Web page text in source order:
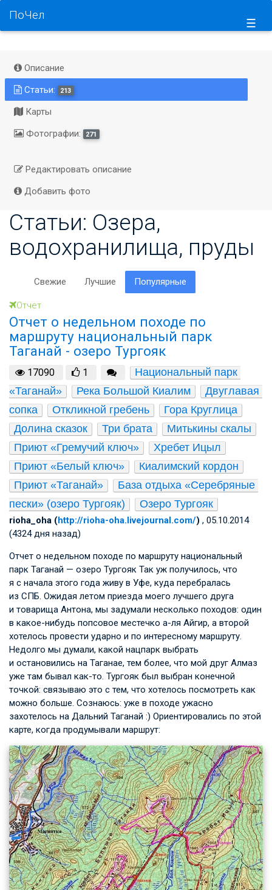
☰
ПоЧел
Описание
Статьи:
213
Карты
Фотографии:
271
Редактировать описание
Добавить фото
Статьи: Озера,
водохранилища, пруды
Свежие Лучшие Популярные
Отчет
Отчет о недельном походе по
маршруту национальный парк
Таганай - озеро Тургояк
17090 1
Национальный парк
«Таганай»
Река Большой Киалим
Двуглавая
сопка
Откликной гребень
Гора Круглица
Долина сказок
Три брата
Митькины скалы
Приют «Гремучий ключ»
Хребет Ицыл
Приют «Белый ключ»
Киалимский кордон
Приют «Таганай»
База отдыха «Серебряные
пески» (озеро Тургояк)
Озеро Тургояк
rioha_oha (http://rioha-oha.livejournal.com/) , 05.10.2014
(4324 дня назад)
Отчет о недельном походе по маршруту национальный
парк Таганай — озеро Тургояк Так уж получилось, что
я с начала этого года живу в Уфе, куда перебралась
из СПБ. Ожидая летом приезда моего лучшего друга
и товарища Антона, мы задумали несколько походов: один
в какое-нибудь попсовое местечко а-ля Айгир, а второй
хотелось провести ударно и по интересному маршруту.
Недолго мы думали, какой нацпарк выбрать
и остановились на Таганае, тем более, что мой друг Алмаз
уже там бывал как-то. Тургояк был выбран конечной
точкой: связываю это с тем, что хотелось посмотреть как
можно больше. Сознаюсь: уже в походе ужасно
захотелось на Дальний Таганай :) Ориентировались по этой
карте, когда продумывали маршрут: